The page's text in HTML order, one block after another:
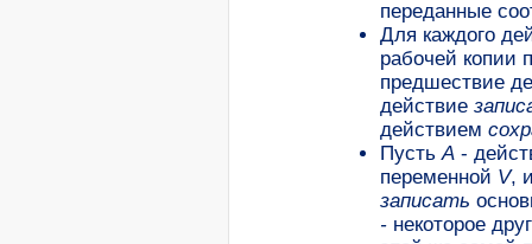
переданные
Для каждого
рабочей копии
предшествие
действие
действием
Пусть А-
переменной V,
записать
-некоторое